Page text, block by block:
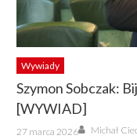
Wywiady
Szymon Sobczak:
[WYWIAD]
Posted
27 marca 2026 Author
Michał